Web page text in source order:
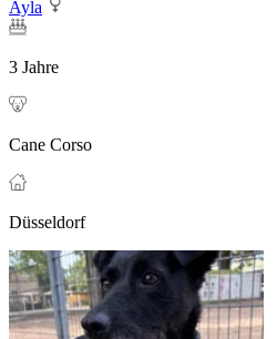
Ayla
3 Jahre
Cane Corso
Düsseldorf